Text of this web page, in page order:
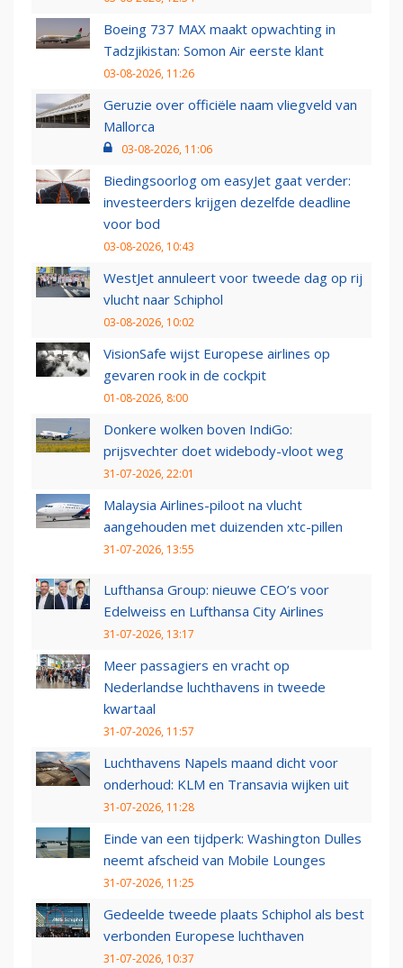
Boeing 737 MAX maakt opwachting in
Tadzjikistan: Somon Air eerste klant
03-08-2026, 11:26
Geruzie over officiële naam vliegveld van
Mallorca
03-08-2026, 11:06
Biedingsoorlog om easyJet gaat verder:
investeerders krijgen dezelfde deadline
voor bod
03-08-2026, 10:43
WestJet annuleert voor tweede dag op rij
vlucht naar Schiphol
03-08-2026, 10:02
VisionSafe wijst Europese airlines op
gevaren rook in de cockpit
01-08-2026, 8:00
Donkere wolken boven IndiGo:
prijsvechter doet widebody-vloot weg
31-07-2026, 22:01
Malaysia Airlines-piloot na vlucht
aangehouden met duizenden xtc-pillen
31-07-2026, 13:55
Lufthansa Group: nieuwe CEO’s voor
Edelweiss en Lufthansa City Airlines
31-07-2026, 13:17
Meer passagiers en vracht op
Nederlandse luchthavens in tweede
kwartaal
31-07-2026, 11:57
Luchthavens Napels maand dicht voor
onderhoud: KLM en Transavia wijken uit
31-07-2026, 11:28
Einde van een tijdperk: Washington Dulles
neemt afscheid van Mobile Lounges
31-07-2026, 11:25
Gedeelde tweede plaats Schiphol als best
verbonden Europese luchthaven
31-07-2026, 10:37